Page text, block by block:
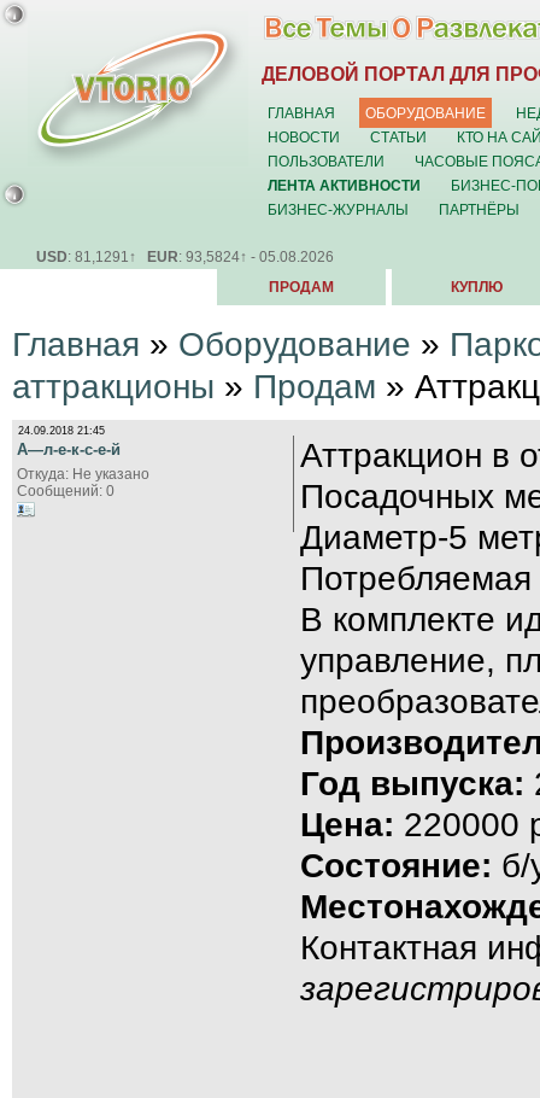
ДЕЛОВОЙ ПОРТАЛ ДЛЯ
ГЛАВНАЯ ОБОРУДОВАНИЕ
НОВОСТИ
СТАТЬИ
КТО НА
ПОЛЬЗОВАТЕЛИ
ЧАСОВЫЕ
ЛЕНТА АКТИВНОСТИ
БИЗНЕС-
БИЗНЕС-ЖУРНАЛЫ
ПАРТНЁРЫ
USD: 81,1291↑ EUR: 93,5824↑ - 05.08.2026
ПРОДАМ КУПЛЮ
Главная » Оборудование »
аттракционы » Продам »
24.09.2018 21:45
А—л-е-к-с-е-й
Откуда: Не указано
Сообщений: 0
Аттракцион в
Посадочных
Диаметр-5
В комплекте
управление,
Год выпуска:
Цена: 220000
Состояние: б/
Контактная